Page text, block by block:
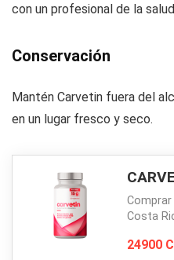
con un profesional de la
Conservación
Mantén Carvetin fuera del
en un lugar fresco y seco.
Costa
24900